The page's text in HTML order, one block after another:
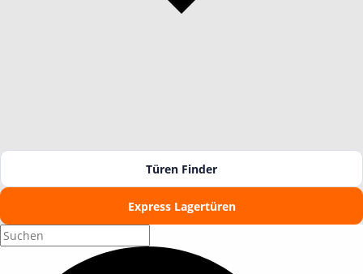
Türen Finder
Express Lagertüren